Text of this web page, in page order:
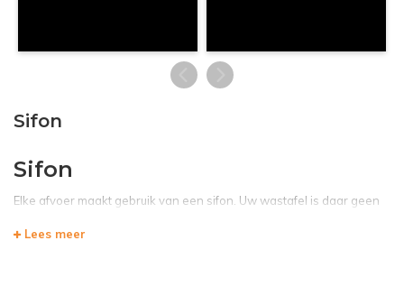
Sifon
Sifon
Elke afvoer maakt gebruik van een sifon. Uw wastafel is daar geen
Ook zorgen de sifon's ervoor dat er geen vieze geur terugkomt van
Lees meer